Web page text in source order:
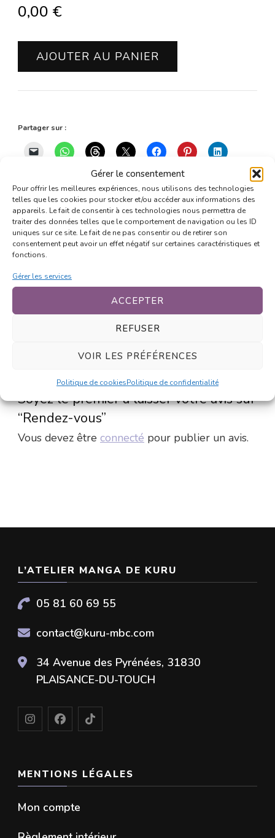
Gérer le consentement
Pour offrir les meilleures expériences, nous utilisons des technologies
telles que les cookies pour stocker et/ou accéder aux informations des
appareils. Le fait de consentir à ces technologies nous permettra de
traiter des données telles que le comportement de navigation ou les ID
uniques sur ce site. Le fait de ne pas consentir ou de retirer son
consentement peut avoir un effet négatif sur certaines caractéristiques et
fonctions.
Gérer les services
ACCEPTER
REFUSER
VOIR LES PRÉFÉRENCES
Politique de cookiesPolitique de confidentialité
0,00 €
quantité
Rendez-
AJOUTER AU PANIER
Partager sur :
Plus
Avis
Il n’y a pas encore d’avis.
Soyez le premier à laisser votre avis sur
“Rendez-vous”
Vous devez être connecté pour publier un avis.
L’ATELIER MANGA DE KURU
05 81 60 69 55
contact@kuru-mbc.com
34 Avenue des Pyrénées, 31830
PLAISANCE-DU-TOUCH
MENTIONS LÉGALES
Mon compte